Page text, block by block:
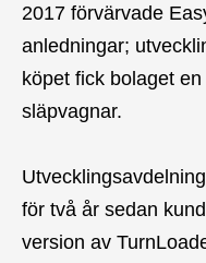
2017 förvärvade
anledningar;
köpet fick bolaget
släpvagnar.
för två år sedan
version av